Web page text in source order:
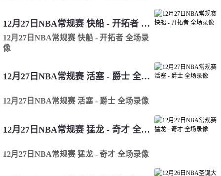
12月27日NBA常规赛 快船 - 开拓者 全场录像
12月27日NBA常规赛 快船 - 开拓者 全场录
像
12月27日NBA常规赛 活塞 - 爵士 全场录像
12月27日NBA常规赛 活塞 - 爵士 全场录像
12月27日NBA常规赛 猛龙 - 奇才 全场录像
12月27日NBA常规赛 猛龙 - 奇才 全场录像